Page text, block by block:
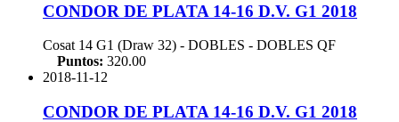
CONDOR DE PLATA 14-16 D.V. G1 2018
Cosat 14 G1 (Draw 32) - DOBLES - DOBLES QF
Puntos: 320.00
2018-11-12
CONDOR DE PLATA 14-16 D.V. G1 2018